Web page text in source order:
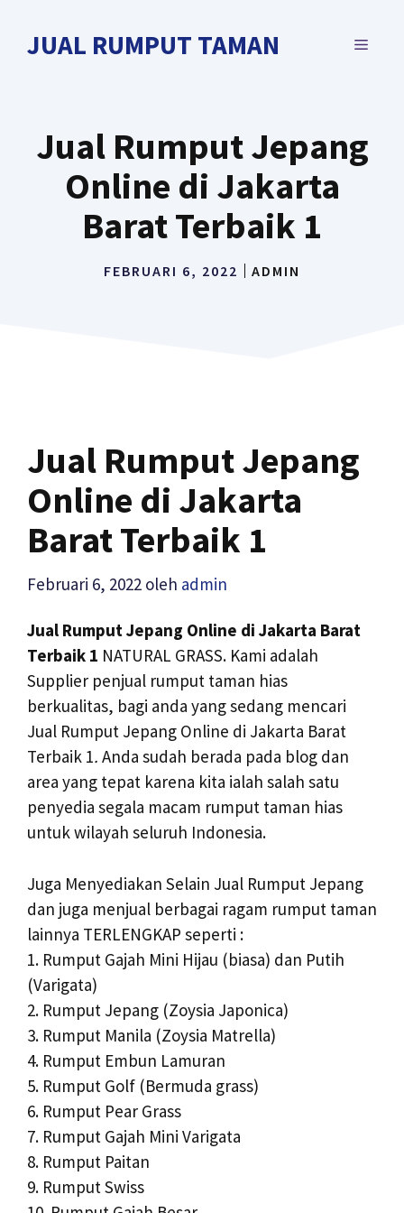
JUAL RUMPUT TAMAN MENU
Jual Rumput Jepang
Online di Jakarta
Barat Terbaik 1
FEBRUARI 6, 2022 ADMIN
Jual Rumput Jepang
Online di Jakarta
Barat Terbaik 1
Februari 6, 2022 oleh admin
Jual Rumput Jepang Online di Jakarta Barat
Terbaik 1 NATURAL GRASS. Kami adalah
Supplier penjual rumput taman hias
berkualitas, bagi anda yang sedang mencari
Jual Rumput Jepang Online di Jakarta Barat
Terbaik 1. Anda sudah berada pada blog dan
area yang tepat karena kita ialah salah satu
penyedia segala macam rumput taman hias
untuk wilayah seluruh Indonesia.
Juga Menyediakan Selain Jual Rumput Jepang
dan juga menjual berbagai ragam rumput taman
lainnya TERLENGKAP seperti :
1. Rumput Gajah Mini Hijau (biasa) dan Putih
(Varigata)
2. Rumput Jepang (Zoysia Japonica)
3. Rumput Manila (Zoysia Matrella)
4. Rumput Embun Lamuran
5. Rumput Golf (Bermuda grass)
6. Rumput Pear Grass
7. Rumput Gajah Mini Varigata
8. Rumput Paitan
9. Rumput Swiss